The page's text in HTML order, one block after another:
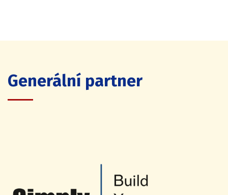
Generální partner